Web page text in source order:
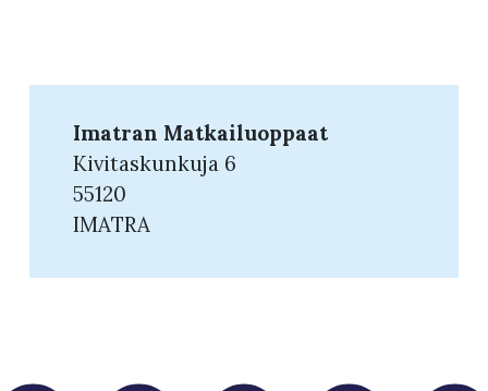
Imatran Matkailuoppaat
Kivitaskunkuja 6
55120
IMATRA